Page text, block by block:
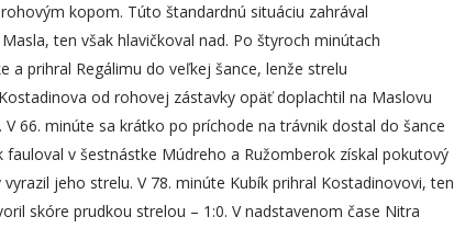
kopom. Túto štandardnú situáciu zahrával
ten však hlavičkoval nad. Po štyroch minútach
prihral Regálimu do veľkej šance, lenže strelu
od rohovej zástavky opäť doplachtil na Maslovu
66. minúte sa krátko po príchode na trávnik dostal do šance
v šestnástke Múdreho a Ružomberok získal pokutový
jeho strelu. V 78. minúte Kubík prihral Kostadinovovi, ten
skóre prudkou strelou – 1:0. V nadstavenom čase Nitra